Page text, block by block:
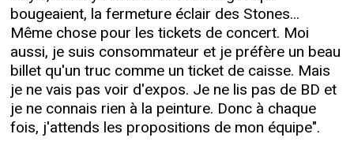
bougeaient, la fermeture éclair des Stones...
Même chose pour les tickets de concert. Moi
aussi, je suis consommateur et je préfère un beau
billet qu'un truc comme un ticket de caisse. Mais
je ne vais pas voir d'expos. Je ne lis pas de BD et
je ne connais rien à la peinture. Donc à chaque
fois, j'attends les propositions de mon équipe".